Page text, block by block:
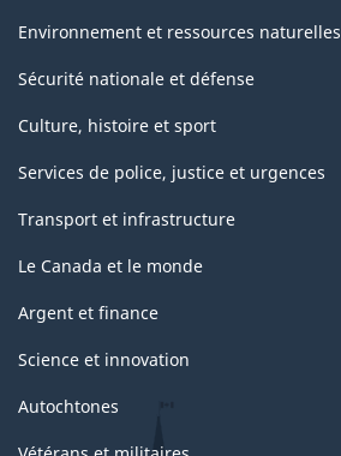
Environnement et ressources naturelles
Sécurité nationale et défense
Culture, histoire et sport
Services de police, justice et urgences
Transport et infrastructure
Le Canada et le monde
Argent et finance
Science et innovation
Autochtones